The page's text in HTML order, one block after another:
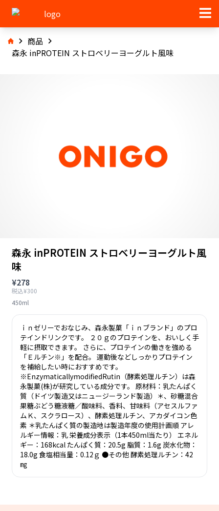
商品
森永 inPROTEIN ストロベリーヨーグルト風味
森永 inPROTEIN ストロベリーヨーグルト風
味
¥278
税込¥300
450ml
ｉｎゼリーでおなじみ、森永製菓「ｉｎブランド」のプロ
テインドリンクです。 ２０ｇのプロテインを、おいしく手
軽に摂取できます。 さらに、プロテインの働きを強める
「Ｅルチン※」を配合。 運動後などしっかりプロテイン
を補給したい時におすすめです。
※EnzymaticallymodifiedRutin（酵素処理ルチン）は森
永製菓(株)が研究している成分です。 原材料：乳たんぱく
質（ドイツ製造又はニュージーランド製造）＊、砂糖混合
果糖ぶどう糖液糖／酸味料、香料、甘味料（アセスルファ
ムＫ、スクラロース）、酵素処理ルチン、アカダイコン色
素 ＊乳たんぱく質の製造地は製造年度の使用計画順 アレ
ルギー情報：乳 栄養成分表示（1本450ml当たり） エネル
ギー：168kcal たんぱく質：20.5g 脂質：1.6g 炭水化物：
18.0g 食塩相当量：0.12ｇ ●その他 酵素処理ルチン：42
㎎